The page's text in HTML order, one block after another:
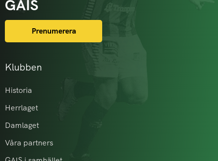
Klubben
Historia
Herrlaget
Damlaget
Våra partners
GAIS
Prenumerera